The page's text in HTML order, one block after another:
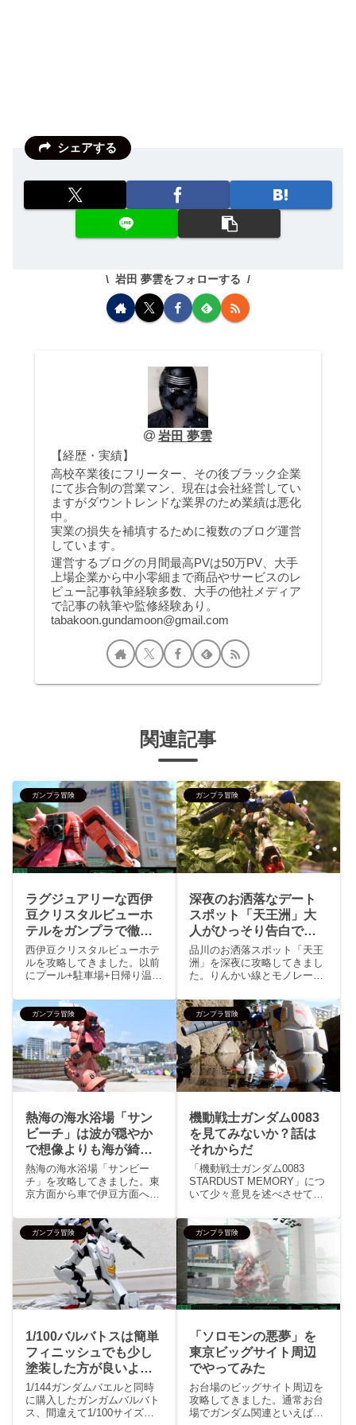
シェアする
岩田 夢雲をフォローする
岩田 夢雲
【経歴・実績】
高校卒業後にフリーター、その後ブラック企業
にて歩合制の営業マン、現在は会社経営してい
ますがダウントレンドな業界のため業績は悪化
中。
実業の損失を補填するために複数のブログ運営
しています。
運営するブログの月間最高PVは50万PV、大手
上場企業から中小零細まで商品やサービスのレ
ビュー記事執筆経験多数、大手の他社メディア
で記事の執筆や監修経験あり。
tabakoon.gundamoon@gmail.com
関連記事
ガンプラ冒険
ラグジュアリーな西伊
豆クリスタルビューホ
テルをガンプラで徹底
的に楽しむ
西伊豆クリスタルビューホテ
ルを攻略してきました。以前
にプール+駐車場+日帰り温泉
ートホテル気分を味わい大変
満足したので、今回は宿泊し
てみることに。食事はバイキ
ングで種類は豊富、カニなど
の高級食材も多々あり美味
い...
ガンプラ冒険
深夜のお洒落なデート
スポット「天王洲」大
人がひっそり告白でき
る場所
品川のお洒落スポット「天王
洲」を深夜に攻略してきまし
た。りんかい線とモノレール
る島を天王洲アイルと呼ぶっ
てことぐらいしか天王洲につ
いての事前情報を知らなかっ
た私...深夜に訪れてみると人
の気配がありません。車も全
然...
ガンプラ冒険
熱海の海水浴場「サン
ビーチ」は波が穏やか
で想像よりも海が綺
麗、カップル・ファミ
リー対応
熱海の海水浴場「サンビー
チ」を攻略してきました。東
京方面から車で伊豆方面へ向
の真鶴道路から熱海海岸自動
車道に入り終点からしばらく
進むと見えてくる外国っぽい
リゾートな雰囲気の熱海ホテ
ル群の目前にある海水浴場が
熱海の...
ガンプラ冒険
機動戦士ガンダム0083
を見てみないか？話は
それからだ
「機動戦士ガンダム0083
STARDUST MEMORY」につ
いて少々意見を述べさせても
くともネットでも見たことが
ある人が多いと思う文字、
「ソロモンよ私は帰ってき
た」このセリフが出てくるア
ニメが0083になります...
ガンプラ冒険
1/100バルバトスは簡単
フィニッシュでも少し
塗装した方が良いよ
～！
1/144ガンダムバエルと同時
に購入したガンガムバルバト
ス、間違えて1/100サイズを
ガンプラ冒険
「ソロモンの悪夢」を
東京ビッグサイト周辺
でやってみた
お台場のビッグサイト周辺を
攻略してきました。通常お台
場でガンダム関連といえばガ